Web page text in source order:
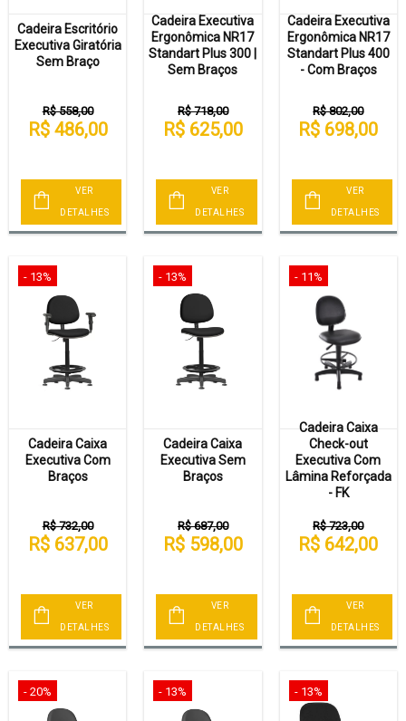
Cadeira Escritório
Executiva Giratória
Sem Braço
R$ 558,00
R$ 486,00
VER
DETALHES
Cadeira Executiva
Ergonômica NR17
Standart Plus 300 |
Sem Braços
R$ 718,00
R$ 625,00
VER
DETALHES
Cadeira Executiva
Ergonômica NR17
Standart Plus 400
- Com Braços
R$ 802,00
R$ 698,00
VER
DETALHES
- 13%
Cadeira Caixa
Executiva Com
Braços
R$ 732,00
R$ 637,00
VER
DETALHES
- 13%
Cadeira Caixa
Executiva Sem
Braços
R$ 687,00
R$ 598,00
VER
DETALHES
- 11%
Cadeira Caixa
Check-out
Executiva Com
Lâmina Reforçada
- FK
R$ 723,00
R$ 642,00
VER
DETALHES
- 20% - 13% - 13%